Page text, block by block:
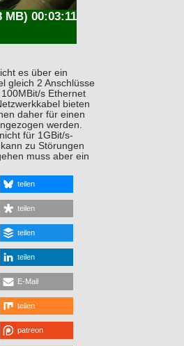
MB) 00:03:11
es über ein
gleich 2 Anschlüsse
s Ethernet
bieten
daher für einen
werden.
für 1GBit/s-
zu Störungen
muss aber ein
teilen
teilen
teilen
teilen
E-Mail
teilen
patreon